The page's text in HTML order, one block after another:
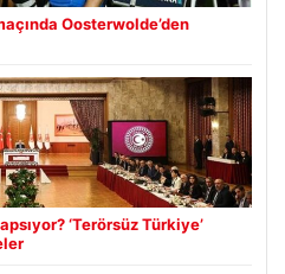
Oosterwolde’den
‘Terörsüz Türkiye’